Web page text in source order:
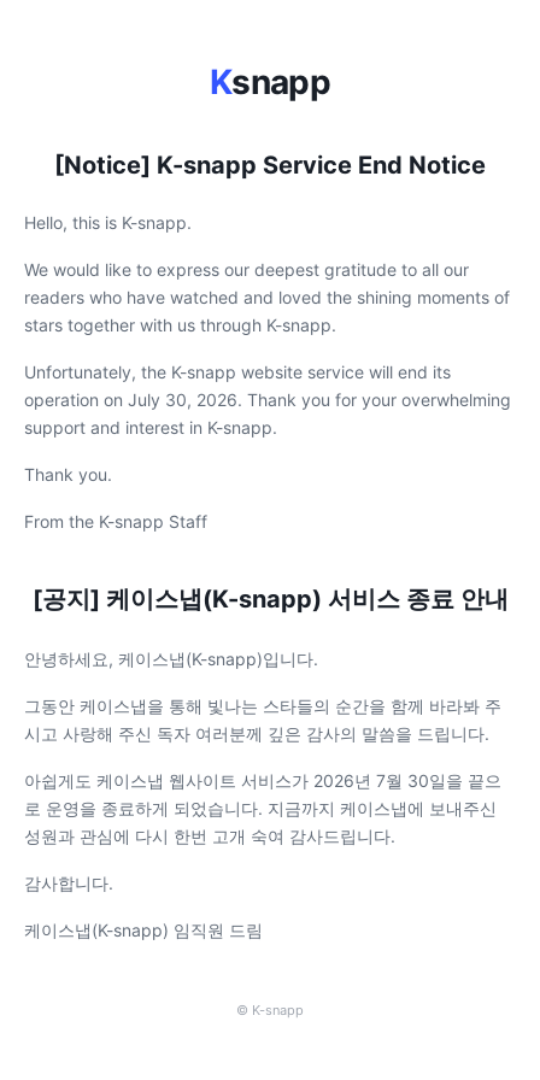
Ksnapp
[Notice] K-snapp Service End Notice
Hello, this is K-snapp.
We would like to express our deepest gratitude to all our
readers who have watched and loved the shining moments of
stars together with us through K-snapp.
Unfortunately, the K-snapp website service will end its
operation on July 30, 2026. Thank you for your overwhelming
support and interest in K-snapp.
Thank you.
From the K-snapp Staff
[공지] 케이스냅(K-snapp) 서비스 종료 안내
안녕하세요, 케이스냅(K-snapp)입니다.
그동안 케이스냅을 통해 빛나는 스타들의 순간을 함께 바라봐 주
시고 사랑해 주신 독자 여러분께 깊은 감사의 말씀을 드립니다.
아쉽게도 케이스냅 웹사이트 서비스가 2026년 7월 30일을 끝으
로 운영을 종료하게 되었습니다. 지금까지 케이스냅에 보내주신
성원과 관심에 다시 한번 고개 숙여 감사드립니다.
감사합니다.
케이스냅(K-snapp) 임직원 드림
© K-snapp